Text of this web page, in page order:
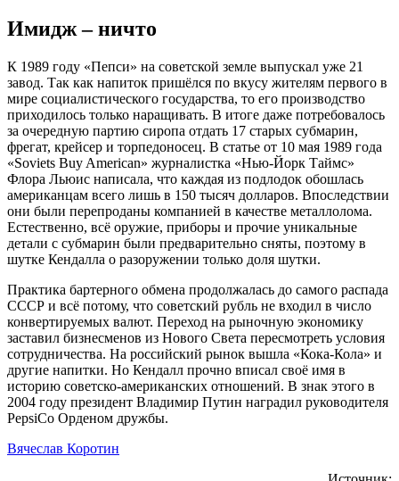
Имидж – ничто
К 1989 году «Пепси» на советской земле выпускал уже 21
завод. Так как напиток пришёлся по вкусу жителям первого в
мире социалистического государства, то его производство
приходилось только наращивать. В итоге даже потребовалось
за очередную партию сиропа отдать 17 старых субмарин,
фрегат, крейсер и торпедоносец. В статье от 10 мая 1989 года
«Soviets Buy American» журналистка «Нью-Йорк Таймс»
Флора Льюис написала, что каждая из подлодок обошлась
американцам всего лишь в 150 тысяч долларов. Впоследствии
они были перепроданы компанией в качестве металлолома.
Естественно, всё оружие, приборы и прочие уникальные
детали с субмарин были предварительно сняты, поэтому в
шутке Кендалла о разоружении только доля шутки.
Практика бартерного обмена продолжалась до самого распада
СССР и всё потому, что советский рубль не входил в число
конвертируемых валют. Переход на рыночную экономику
заставил бизнесменов из Нового Света пересмотреть условия
сотрудничества. На российский рынок вышла «Кока-Кола» и
другие напитки. Но Кендалл прочно вписал своё имя в
историю советско-американских отношений. В знак этого в
2004 году президент Владимир Путин наградил руководителя
PepsiCo Орденом дружбы.
Вячеслав Коротин